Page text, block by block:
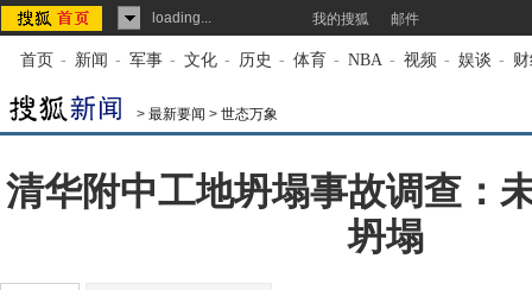
loading... 我的搜狐 邮件
首页 - 新闻 - 军事 - 文化 - 历史 - 体育 - NBA - 视频 - 娱谈 -
> 最新要闻 > 世态万象
清华附中工地坍塌事故调查：
坍塌